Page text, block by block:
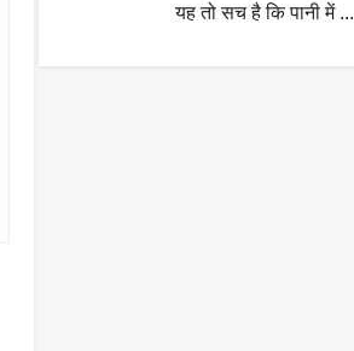
यह तो सच है कि पानी में ...